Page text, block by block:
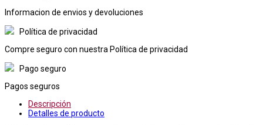
Informacion de envios y devoluciones
Política de privacidad
Compre seguro con nuestra Política de privacidad
Pago seguro
Pagos seguros
Descripción
Detalles de producto